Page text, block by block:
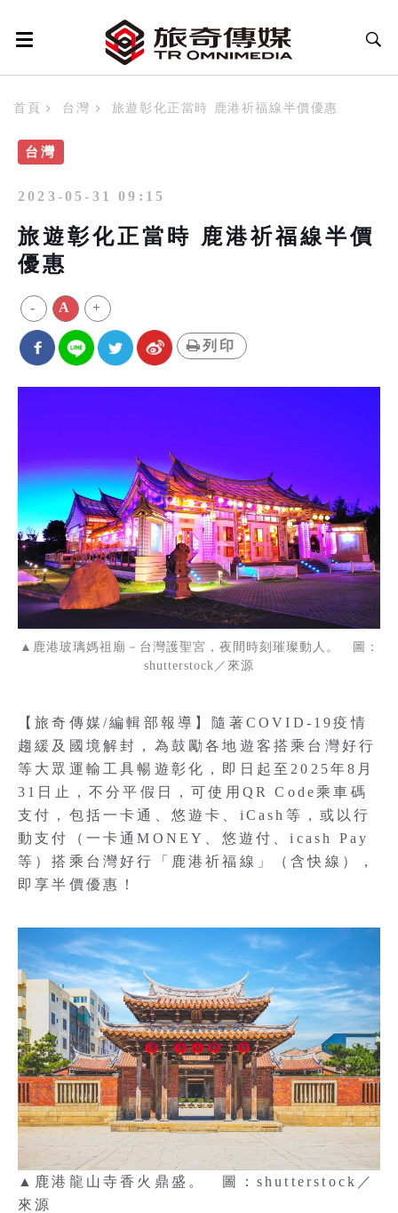
首頁 台灣 旅遊彰化正當時 鹿港祈福線半價優惠
台灣
2023-05-31 09:15
旅遊彰化正當時 鹿港祈福線半價
優惠
- A +
列印
▲鹿港玻璃媽祖廟－台灣護聖宮，夜間時刻璀璨動人。 圖：
shutterstock／來源
【旅奇傳媒/編輯部報導】隨著COVID-19疫情
趨緩及國境解封，為鼓勵各地遊客搭乘台灣好行
等大眾運輸工具暢遊彰化，即日起至2025年8月
31日止，不分平假日，可使用QR Code乘車碼
支付，包括一卡通、悠遊卡、iCash等，或以行
動支付（一卡通MONEY、悠遊付、icash Pay
等）搭乘台灣好行「鹿港祈福線」（含快線），
即享半價優惠！
▲鹿港龍山寺香火鼎盛。 圖：shutterstock／
來源